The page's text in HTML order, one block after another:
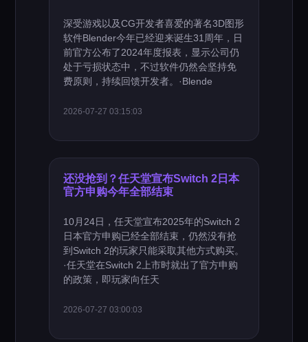
深受游戏以及CG开发者喜爱的著名3D图形
软件Blender今年已经迎来诞生31周年，日
前官方公布了2024年度报表，显示公司仍
处于亏损状态中，不过软件仍然会坚持免
费原则，持续回馈开发者。·Blende
2026-07-27 03:15:03
还没抢到？任天堂宣布Switch 2日本
官方申购今年全部结束
10月24日，任天堂宣布2025年的Switch 2
日本官方申购已经全部结束，仍然没有抢
到Switch 2的玩家只能采取其他方式购买。
·任天堂在Switch 2上市时就出了官方申购
的政策，即玩家向任天
2026-07-27 03:00:03